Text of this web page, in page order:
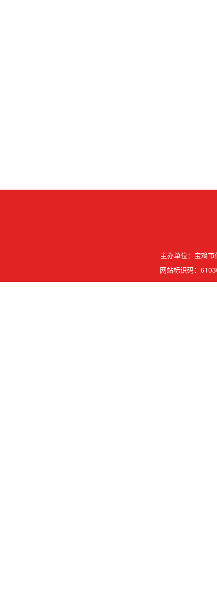
主办单位：宝鸡
网站标识码：